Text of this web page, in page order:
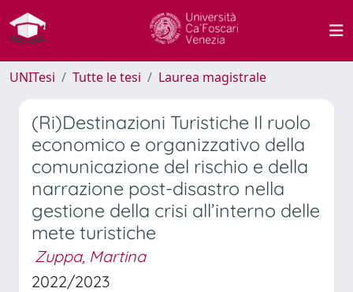
UNITesi Tutte le tesi Laurea magistrale
(Ri)Destinazioni Turistiche Il ruolo
economico e organizzativo della
comunicazione del rischio e della
narrazione post-disastro nella
gestione della crisi all’interno delle
mete turistiche
Zuppa, Martina
2022/2023